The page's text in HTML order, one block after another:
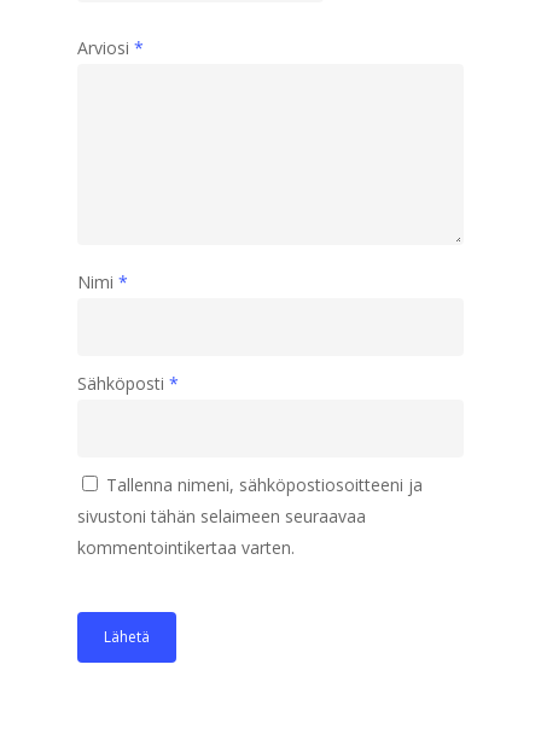
Arviosi *
Nimi *
Sähköposti *
Tallenna nimeni, sähköpostiosoitteeni ja
sivustoni tähän selaimeen seuraavaa
kommentointikertaa varten.